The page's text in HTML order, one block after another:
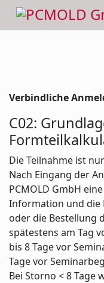
Verbindliche
C02:
Die Teilnahme ist
Nach Eingang der
PCMOLD GmbH
Information und die
oder die Bestellung
spätestens am Tag
bis 8 Tage vor
Tage vor
Bei Storno < 8 Tage